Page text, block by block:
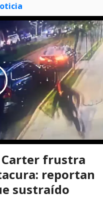
Carter frustra
reportan
sustraído